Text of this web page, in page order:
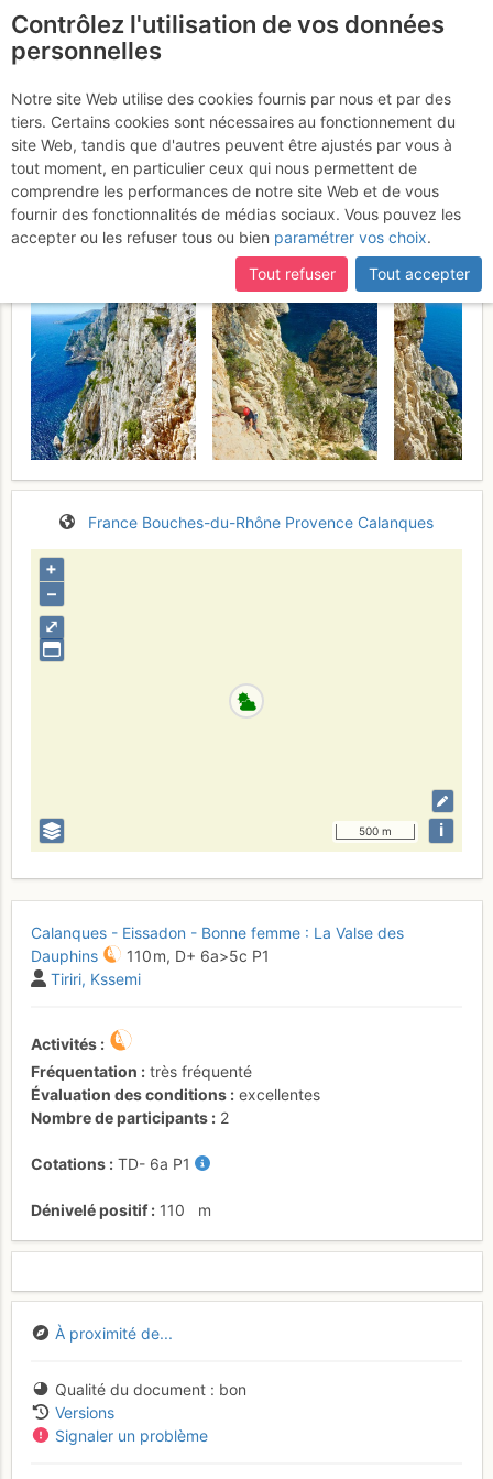
Calanque de l'Eissadon
- Bonne femme : La Valse
des Dauphins
Dimanche 23 avril 2017
France Bouches-du-Rhône Provence Calanques
⤢
+
–
500 m i
Calanques - Eissadon - Bonne femme : La Valse des
Dauphins
110 m, D+ 6a>5c P1
Tiriri Kssemi
Activités
Fréquentation
très fréquenté
Évaluation des conditions
excellentes
Nombre de participants
2
Cotations TD- 6a P1
Dénivelé positif 110 m
À proximité de...
Qualité du document
bon
Versions
Signaler un problème
Contrôlez l'utilisation de vos données
personnelles
Notre site Web utilise des cookies fournis par nous et par des
tiers. Certains cookies sont nécessaires au fonctionnement du
site Web, tandis que d'autres peuvent être ajustés par vous à
tout moment, en particulier ceux qui nous permettent de
comprendre les performances de notre site Web et de vous
fournir des fonctionnalités de médias sociaux. Vous pouvez les
accepter ou les refuser tous ou bien paramétrer vos choix.
Tout refuser
Tout accepter